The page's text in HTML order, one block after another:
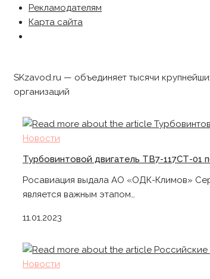
Рекламодателям
Карта сайта
SKzavod.ru — объединяет тысячи
организаций
Новости
Турбовинтовой двигатель ТВ7-117СТ-01
Росавиация выдала АО «ОДК-Климов»
является важным этапом…
11.01.2023
Новости